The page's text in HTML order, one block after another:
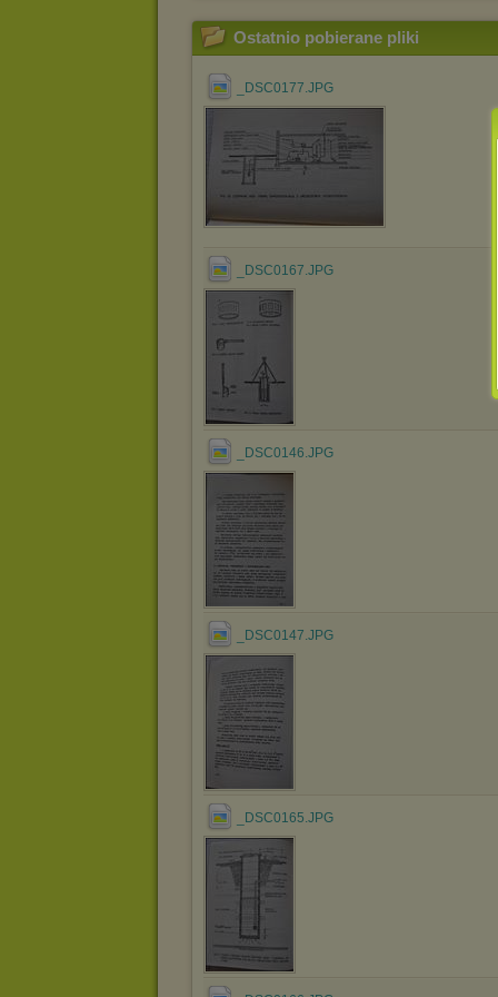
Ostatnio pobierane pliki
_DSC0177.JPG
_DSC0167.JPG
_DSC0146.JPG
_DSC0147.JPG
_DSC0165.JPG